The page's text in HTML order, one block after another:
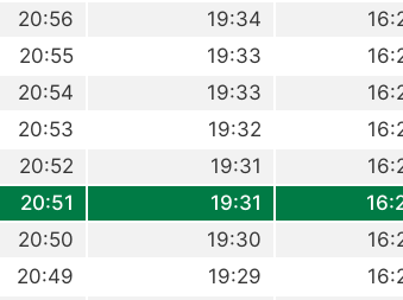
19:34
20:56
19:33
20:55
19:33
20:54
19:32
20:53
19:31
20:52
19:31
20:51
19:30
20:50
19:29
20:49